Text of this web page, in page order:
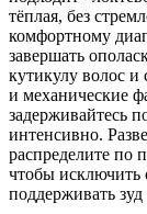
тёплая, без
комфортному
завершать
кутикулу волос
и механические
задерживайтесь
интенсивно.
распределите по
чтобы
поддерживать зуд